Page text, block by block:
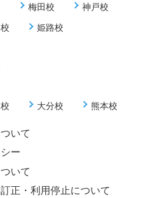
梅田校
神戸校
姫路校
大分校 熊本校
いて
ー
いて
正・利用停止について